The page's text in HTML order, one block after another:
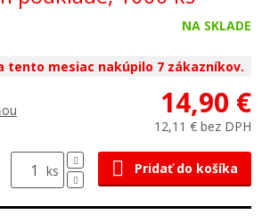
NA SKLADE
tento mesiac nakúpilo 7 zákazníkov.
14,90 €
12,11 € bez DPH
ks Pridať do košíka